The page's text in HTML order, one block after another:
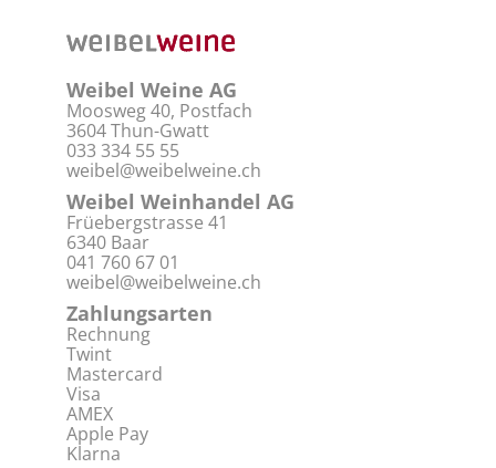
Weibel Weine AG
Moosweg 40, Postfach
3604 Thun-Gwatt
033 334 55 55
weibel@weibelweine.ch
Weibel Weinhandel AG
Früebergstrasse 41
6340 Baar
041 760 67 01
weibel@weibelweine.ch
Zahlungsarten
Rechnung
Twint
Mastercard
Visa
AMEX
Apple Pay
Klarna